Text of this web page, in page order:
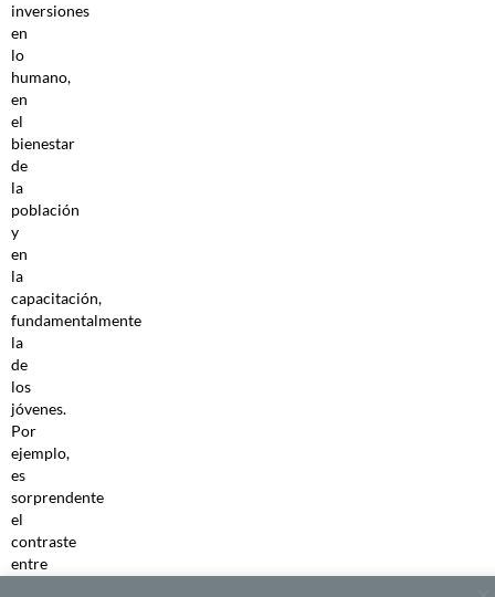
inversiones
en
lo
humano,
en
el
bienestar
de
la
población
y
en
la
capacitación,
fundamentalmente
la
de
los
jóvenes.
Por
ejemplo,
es
sorprendente
el
contraste
entre